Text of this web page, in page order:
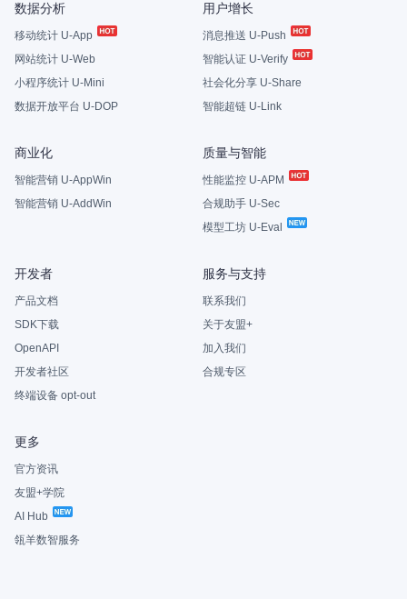
数据分析
移动统计 U-App
网站统计 U-Web
小程序统计 U-Mini
数据开放平台 U-DOP
用户增长
消息推送 U-Push
智能认证 U-Verify
社会化分享 U-Share
智能超链 U-Link
商业化
智能营销 U-AppWin
智能营销 U-AddWin
质量与智能
性能监控 U-APM
合规助手 U-Sec
模型工坊 U-Eval
开发者
产品文档
SDK下载
OpenAPI
开发者社区
终端设备 opt-out
服务与支持
联系我们
关于友盟+
加入我们
合规专区
更多
官方资讯
友盟+学院
AI Hub
瓴羊数智服务